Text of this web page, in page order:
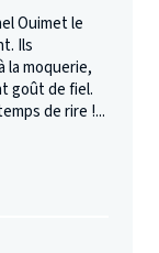
Ouimet le
Ils
la moquerie,
goût de fiel.
de rire !...